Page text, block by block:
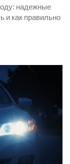
надежные
и как правильно